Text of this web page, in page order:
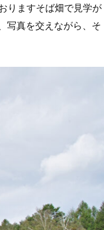
りますそば畑で見学が
写真を交えながら、そ